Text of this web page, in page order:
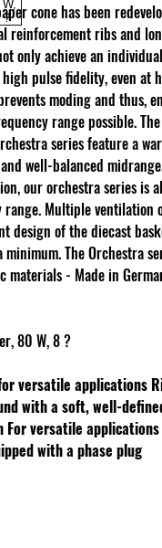
cone has been
reinforcement ribs and
only achieve an
pulse fidelity, even at
moding and thus,
range possible.
series feature a
well-balanced
our orchestra series is
range. Multiple
design of the diecast
The Orchestra
- Made in
80 W, 8 ?
versatile applications
with a soft, well-
For versatile
with a phase plug